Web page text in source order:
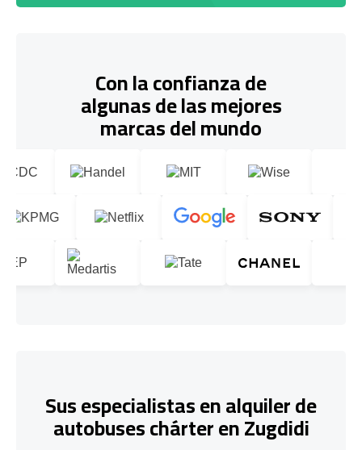
Con la confianza de
algunas de las mejores
marcas del mundo
Sus especialistas en alquiler de
autobuses chárter en Zugdidi